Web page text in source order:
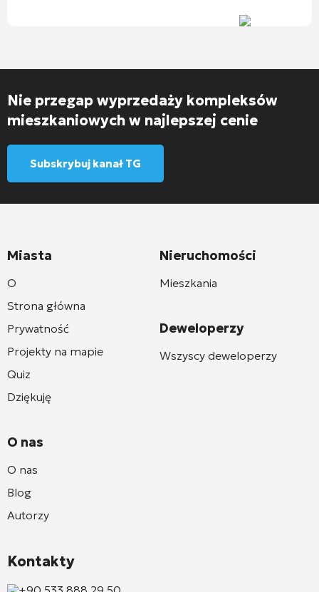
Nie przegap wyprzedaży kompleksów
mieszkaniowych w najlepszej cenie
Subskrybuj kanał TG
Miasta
O
Strona główna
Prywatność
Projekty na mapie
Quiz
Dziękuję
O nas
O nas
Blog
Autorzy
Nieruchomości
Mieszkania
Deweloperzy
Wszyscy deweloperzy
Kontakty